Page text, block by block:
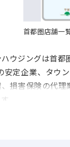
首都圏店舗一
ウジングは首
安定企業、タウ
損害保険の代
。